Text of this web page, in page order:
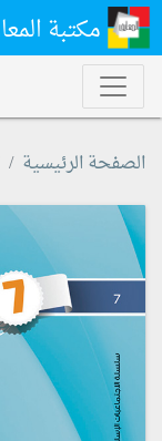
مكتبة
الصفحة الرئيسية